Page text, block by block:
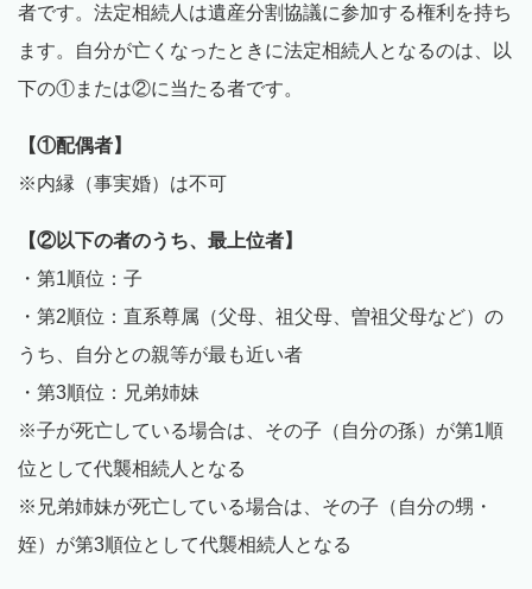
者です。法定相続人は遺産分割協議に参加する権利を持ち
ます。自分が亡くなったときに法定相続人となるのは、以
下の①または②に当たる者です。
【①配偶者】
※内縁（事実婚）は不可
【②以下の者のうち、最上位者】
・第1順位：子
・第2順位：直系尊属（父母、祖父母、曽祖父母など）の
うち、自分との親等が最も近い者
・第3順位：兄弟姉妹
※子が死亡している場合は、その子（自分の孫）が第1順
位として代襲相続人となる
※兄弟姉妹が死亡している場合は、その子（自分の甥・
姪）が第3順位として代襲相続人となる